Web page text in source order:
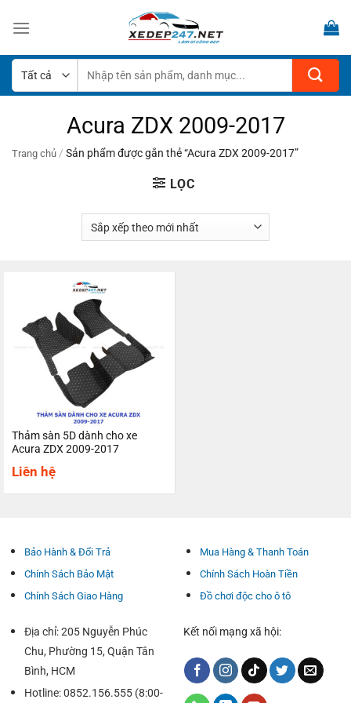
qua
dung
kiếm:
Acura ZDX 2009-2017
Trang chủ / Sản phẩm được gắn thẻ “Acura ZDX 2009-2017”
LỌC
Thảm sàn 5D dành cho xe
Acura ZDX 2009-2017
Liên hệ
Bảo Hành & Đổi Trả
Chính Sách Bảo Mật
Chính Sách Giao Hàng
Mua Hàng & Thanh Toán
Chính Sách Hoàn Tiền
Đồ chơi độc cho ô tô
Địa chỉ: 205 Nguyễn Phúc
Chu, Phường 15, Quận Tân
Bình, HCM
Hotline: 0852.156.555 (8:00-
Kết nối mạng xã hội: